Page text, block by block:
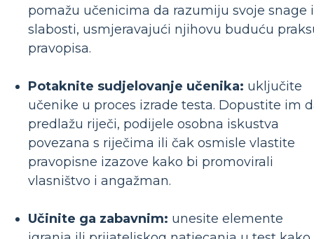
pomažu učenicima da razumiju svoje snage i
slabosti, usmjeravajući njihovu buduću
pravopisa.
Potaknite sudjelovanje učenika: uključite
učenike u proces izrade testa. Dopustite im
predlažu riječi, podijele osobna iskustva
povezana s riječima ili čak osmisle vlastite
pravopisne izazove kako bi promovirali
vlasništvo i angažman.
Učinite ga zabavnim: unesite elemente